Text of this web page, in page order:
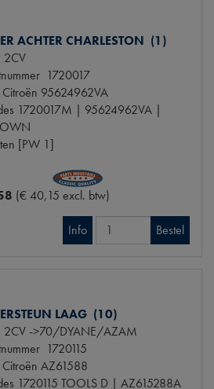
ACHTER CHARLESTON (1)
2CV
1720017
95624962VA
1720017M | 95624962VA |
[PW 1]
(€ 40,15 excl. btw)
Info Bestel
LAAG (10)
2CV ->70/DYANE/AZAM
1720115
AZ61588
1720115 TOOLS D | AZ615288A